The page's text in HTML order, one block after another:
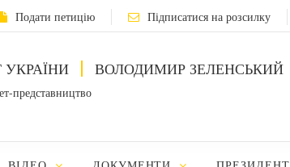
Подати петицію Підписатися на розсилку
УКРАЇНИ ВОЛОДИМИР ЗЕЛЕНСЬКИЙ
представництво